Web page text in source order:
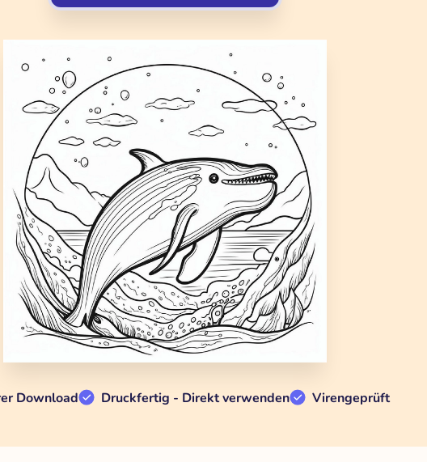
Download Druckfertig - Direkt verwenden Virengeprüft